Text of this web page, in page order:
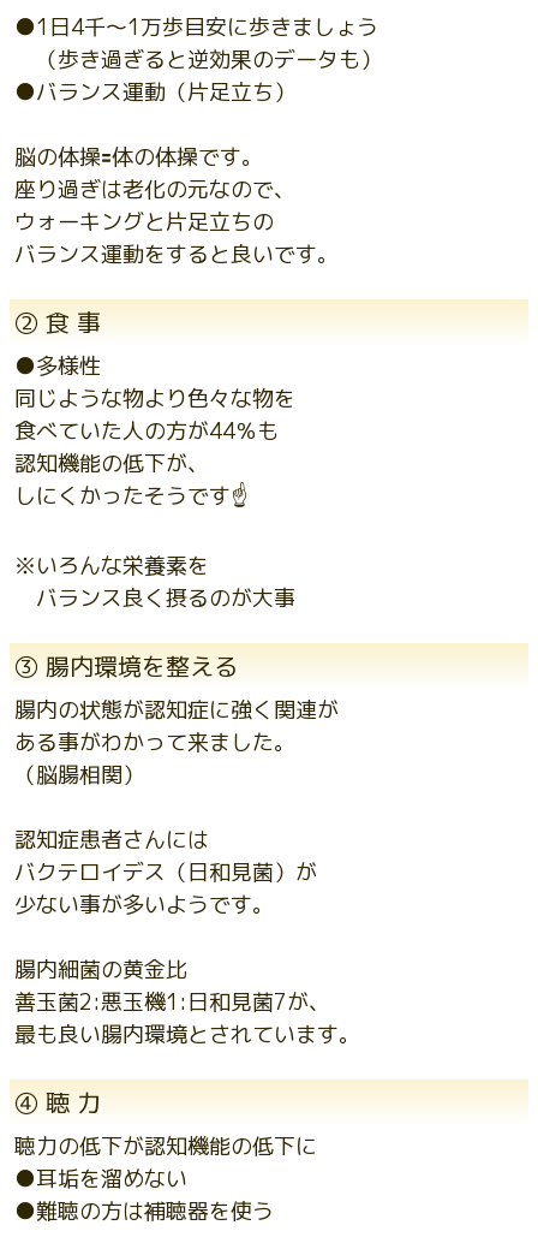
●1日4千〜1万歩目安に歩きましょう
（歩き過ぎると逆効果のデータも）
●バランス運動（片足立ち）
脳の体操🟰体の体操です。
座り過ぎは老化の元なので、
ウォーキングと片足立ちの
バランス運動をすると良いです。
② 食 事
●多様性
同じような物より色々な物を
食べていた人の方が44％も
認知機能の低下が、
しにくかったそうです☝️
※いろんな栄養素を
バランス良く摂るのが大事
③ 腸内環境を整える
腸内の状態が認知症に強く関連が
ある事がわかって来ました。
（脳腸相関）
認知症患者さんには
バクテロイデス（日和見菌）が
少ない事が多いようです。
腸内細菌の黄金比
善玉菌2:悪玉機1:日和見菌7が、
最も良い腸内環境とされています。
④ 聴 力
聴力の低下が認知機能の低下に
●耳垢を溜めない
●難聴の方は補聴器を使う